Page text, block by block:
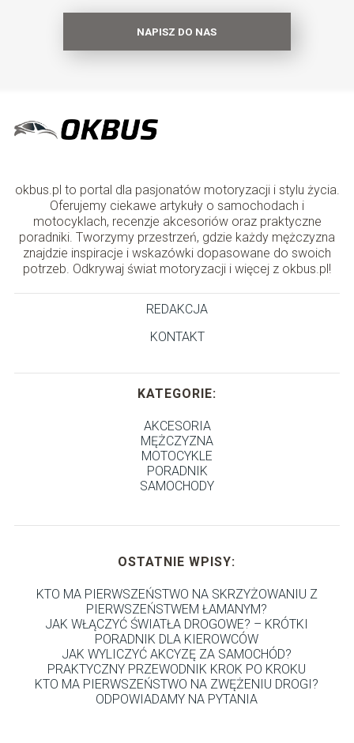
NAPISZ DO NAS
okbus.pl to portal dla pasjonatów motoryzacji i stylu życia.
Oferujemy ciekawe artykuły o samochodach i
motocyklach, recenzje akcesoriów oraz praktyczne
poradniki. Tworzymy przestrzeń, gdzie każdy mężczyzna
znajdzie inspiracje i wskazówki dopasowane do swoich
potrzeb. Odkrywaj świat motoryzacji i więcej z okbus.pl!
REDAKCJA
KONTAKT
KATEGORIE:
AKCESORIA
MĘŻCZYZNA
MOTOCYKLE
PORADNIK
SAMOCHODY
OSTATNIE WPISY:
KTO MA PIERWSZEŃSTWO NA SKRZYŻOWANIU Z
PIERWSZEŃSTWEM ŁAMANYM?
JAK WŁĄCZYĆ ŚWIATŁA DROGOWE? – KRÓTKI
PORADNIK DLA KIEROWCÓW
JAK WYLICZYĆ AKCYZĘ ZA SAMOCHÓD?
PRAKTYCZNY PRZEWODNIK KROK PO KROKU
KTO MA PIERWSZEŃSTWO NA ZWĘŻENIU DROGI?
ODPOWIADAMY NA PYTANIA